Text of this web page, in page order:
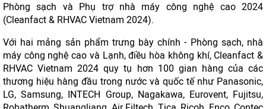
Phòng sạch và Phụ trợ nhà máy công nghệ cao 2024
(Cleanfact & RHVAC Vietnam 2024).
Với hai mảng sản phẩm trưng bày chính - Phòng sạch, nhà
máy công nghệ cao và Lạnh, điều hòa không khí, Cleanfact &
RHVAC Vietnam 2024 quy tụ hơn 100 gian hàng của các
thương hiệu hàng đầu trong nước và quốc tế như Panasonic,
LG, Samsung, INTECH Group, Nagakawa, Eurovent, Fujitsu,